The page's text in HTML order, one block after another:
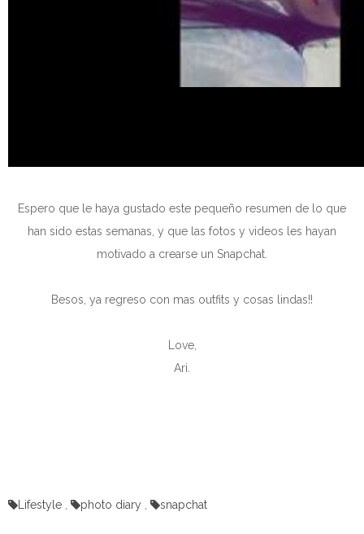
Espero que le haya gustado este pequeño resumen de lo que
han sido estas semanas, y que las fotos y videos les hayan
motivado a crearse un Snapchat.
Besos, ya regreso con mas outfits y cosas lindas!!
Love,
Ari.
Lifestyle , photo diary , snapchat